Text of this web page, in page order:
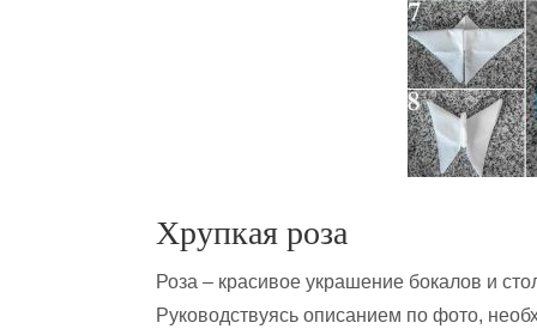
Хрупкая роза
Роза – красивое украшение бокалов и
Руководствуясь описанием по фото,